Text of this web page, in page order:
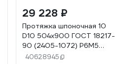
29 228 ₽
Протяжка шпоночная 10
D10 504x900 ГОСТ 18217-
90 (2405-1072) Р6М5
Beltools ri.135.213
40628945